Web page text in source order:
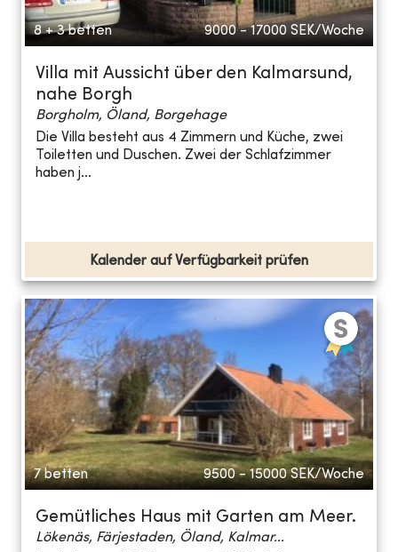
8 + 3 betten 9000 - 17000 SEK/Woche
Villa mit Aussicht über den Kalmarsund,
nahe Borgh
Borgholm, Öland, Borgehage
Die Villa besteht aus 4 Zimmern und Küche, zwei
Toiletten und Duschen. Zwei der Schlafzimmer
haben j...
Kalender auf Verfügbarkeit prüfen
7 betten 9500 - 15000 SEK/Woche
Gemütliches Haus mit Garten am Meer.
Lökenäs, Färjestaden, Öland, Kalmar...